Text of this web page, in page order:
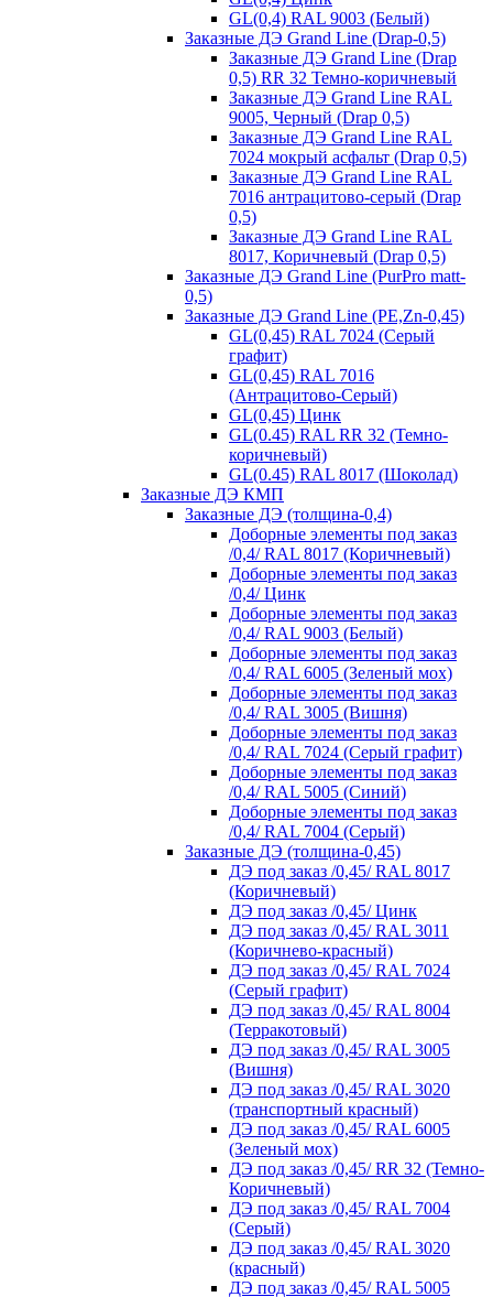
GL(0,4) RAL 9003 (Белый)
Заказные ДЭ Grand Line (Drap-0,5)
Заказные ДЭ Grand Line (Drap
0,5) RR 32 Темно-коричневый
Заказные ДЭ Grand Line RAL
9005, Черный (Drap 0,5)
Заказные ДЭ Grand Line RAL
7024 мокрый асфальт (Drap 0,5)
Заказные ДЭ Grand Line RAL
7016 антрацитово-серый (Drap
0,5)
Заказные ДЭ Grand Line RAL
8017, Коричневый (Drap 0,5)
Заказные ДЭ Grand Line (PurPro matt-
0,5)
Заказные ДЭ Grand Line (PE,Zn-0,45)
GL(0,45) RAL 7024 (Серый
графит)
GL(0,45) RAL 7016
(Антрацитово-Серый)
GL(0,45) Цинк
GL(0.45) RAL RR 32 (Темно-
коричневый)
GL(0.45) RAL 8017 (Шоколад)
Заказные ДЭ КМП
Заказные ДЭ (толщина-0,4)
Доборные элементы под заказ
/0,4/ RAL 8017 (Коричневый)
Доборные элементы под заказ
/0,4/ Цинк
Доборные элементы под заказ
/0,4/ RAL 9003 (Белый)
Доборные элементы под заказ
/0,4/ RAL 6005 (Зеленый мох)
Доборные элементы под заказ
/0,4/ RAL 3005 (Вишня)
Доборные элементы под заказ
/0,4/ RAL 7024 (Серый графит)
Доборные элементы под заказ
/0,4/ RAL 5005 (Синий)
Доборные элементы под заказ
/0,4/ RAL 7004 (Серый)
Заказные ДЭ (толщина-0,45)
ДЭ под заказ /0,45/ RAL 8017
(Коричневый)
ДЭ под заказ /0,45/ Цинк
ДЭ под заказ /0,45/ RAL 3011
(Коричнево-красный)
ДЭ под заказ /0,45/ RAL 7024
(Серый графит)
ДЭ под заказ /0,45/ RAL 8004
(Терракотовый)
ДЭ под заказ /0,45/ RAL 3005
(Вишня)
ДЭ под заказ /0,45/ RAL 3020
(транспортный красный)
ДЭ под заказ /0,45/ RAL 6005
(Зеленый мох)
ДЭ под заказ /0,45/ RR 32 (Темно-
Коричневый)
ДЭ под заказ /0,45/ RAL 7004
(Серый)
ДЭ под заказ /0,45/ RAL 3020
(красный)
ДЭ под заказ /0,45/ RAL 5005